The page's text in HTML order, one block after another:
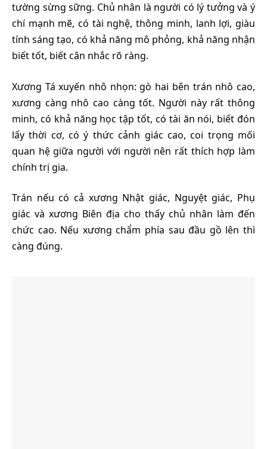
tường sừng sững. Chủ nhân là người có lý tưởng và ý
chí mạnh mẽ, có tài nghệ, thông minh, lanh lợi, giàu
tính sáng tạo, có khả năng mô phỏng, khả năng nhận
biết tốt, biết cân nhắc rõ ràng.
Xương Tá xuyến nhô nhọn: gò hai bên trán nhô cao,
xương càng nhô cao càng tốt. Người này rất thông
minh, có khả năng học tập tốt, có tài ăn nói, biết đón
lấy thời cơ, có ý thức cảnh giác cao, coi trọng mối
quan hệ giữa người với người nên rất thích hợp làm
chính trị gia.
Trán nếu có cả xương Nhật giác, Nguyệt giác, Phụ
giác và xương Biên địa cho thấy chủ nhân làm đến
chức cao. Nếu xương chẩm phía sau đầu gồ lên thì
càng đúng.